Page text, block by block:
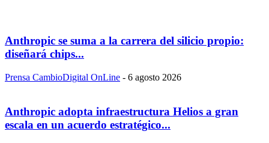
Anthropic se suma a la carrera del silicio propio:
diseñará chips...
Prensa CambioDigital OnLine - 6 agosto 2026
Anthropic adopta infraestructura Helios a gran
escala en un acuerdo estratégico...